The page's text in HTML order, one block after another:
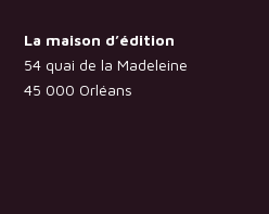
La maison d’édition
54 quai de la Madeleine
45 000 Orléans